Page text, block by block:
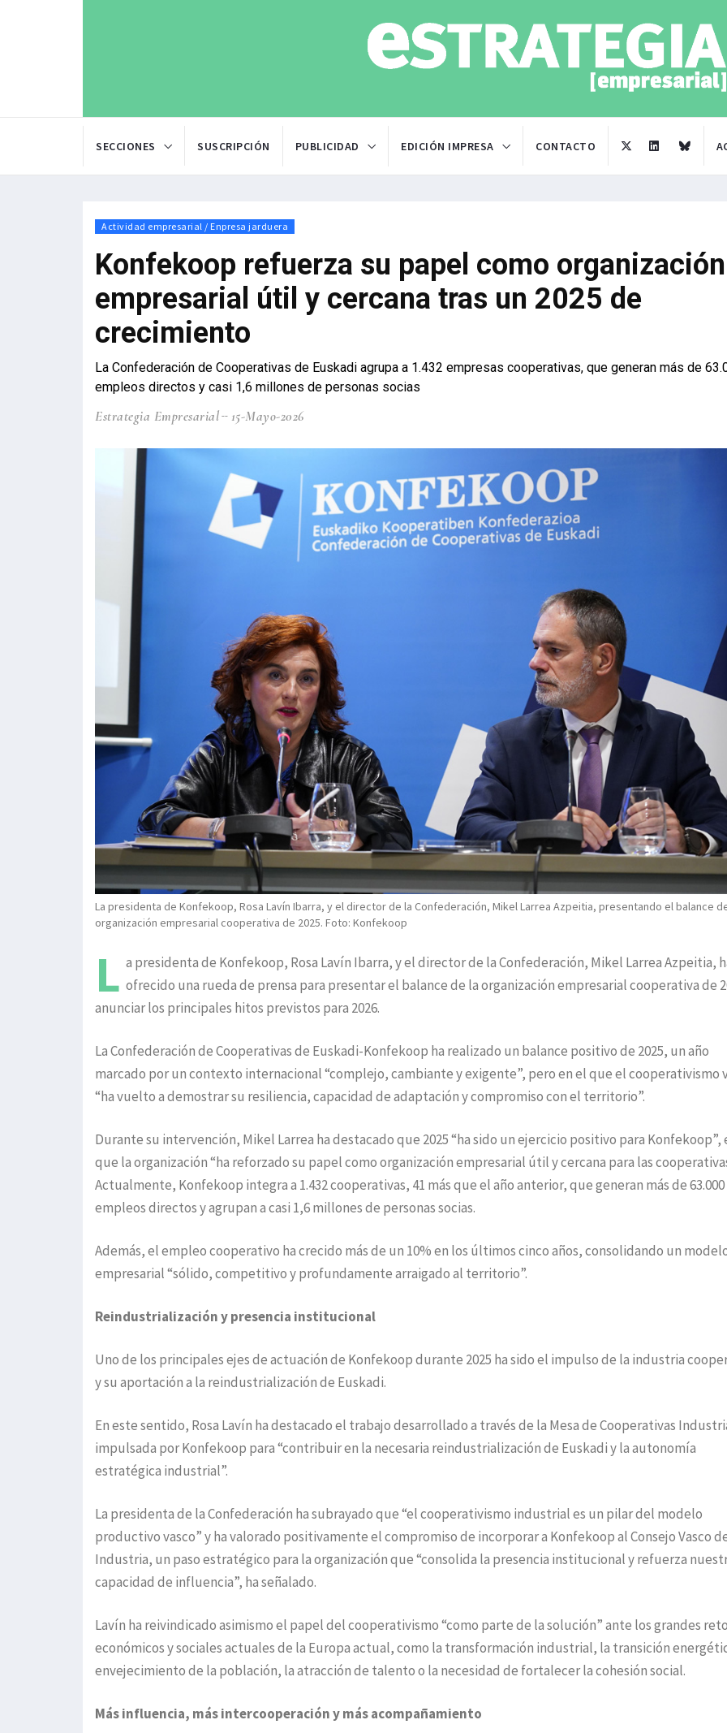
SECCIONES SUSCRIPCIÓN PUBLICIDAD EDICIÓN IMPRESA CONTACTO
Actividad empresarial / Enpresa jarduera
Konfekoop refuerza su papel como organización
empresarial útil y cercana tras un 2025 de
crecimiento
La Confederación de Cooperativas de Euskadi agrupa a 1.432 empresas cooperativas, que generan más de
empleos directos y casi 1,6 millones de personas socias
Estrategia Empresarial 15-Mayo-2026
La presidenta de Konfekoop, Rosa Lavín Ibarra, y el director de la Confederación, Mikel Larrea Azpeitia, presentando el balance
organización empresarial cooperativa de 2025. Foto: Konfekoop
L a presidenta de Konfekoop, Rosa Lavín Ibarra, y el director de la Confederación, Mikel Larrea Azpeitia,
ofrecido una rueda de prensa para presentar el balance de la organización empresarial cooperativa de
anunciar los principales hitos previstos para 2026.
La Confederación de Cooperativas de Euskadi-Konfekoop ha realizado un balance positivo de 2025, un año
marcado por un contexto internacional “complejo, cambiante y exigente”, pero en el que el cooperativismo
“ha vuelto a demostrar su resiliencia, capacidad de adaptación y compromiso con el territorio”.
Durante su intervención, Mikel Larrea ha destacado que 2025 “ha sido un ejercicio positivo para Konfekoop”,
que la organización “ha reforzado su papel como organización empresarial útil y cercana para las
Actualmente, Konfekoop integra a 1.432 cooperativas, 41 más que el año anterior, que generan más de 63.000
empleos directos y agrupan a casi 1,6 millones de personas socias.
Además, el empleo cooperativo ha crecido más de un 10% en los últimos cinco años, consolidando un
empresarial “sólido, competitivo y profundamente arraigado al territorio”.
Reindustrialización y presencia institucional
Uno de los principales ejes de actuación de Konfekoop durante 2025 ha sido el impulso de la industria
y su aportación a la reindustrialización de Euskadi.
En este sentido, Rosa Lavín ha destacado el trabajo desarrollado a través de la Mesa de Cooperativas
impulsada por Konfekoop para “contribuir en la necesaria reindustrialización de Euskadi y la autonomía
estratégica industrial”.
La presidenta de la Confederación ha subrayado que “el cooperativismo industrial es un pilar del modelo
productivo vasco” y ha valorado positivamente el compromiso de incorporar a Konfekoop al Consejo Vasco
Industria, un paso estratégico para la organización que “consolida la presencia institucional y refuerza
capacidad de influencia”, ha señalado.
Lavín ha reivindicado asimismo el papel del cooperativismo “como parte de la solución” ante los grandes
económicos y sociales actuales de la Europa actual, como la transformación industrial, la transición
envejecimiento de la población, la atracción de talento o la necesidad de fortalecer la cohesión social.
Más influencia, más intercooperación y más acompañamiento